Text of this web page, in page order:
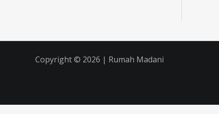
Copyright © 2026 | Rumah Madani